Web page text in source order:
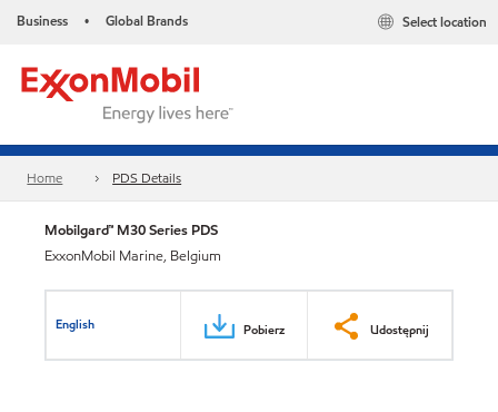
Business • Global Brands Select location
Home PDS Details
Mobilgard™ M30 Series PDS
ExxonMobil Marine, Belgium
English Pobierz Udostępnij